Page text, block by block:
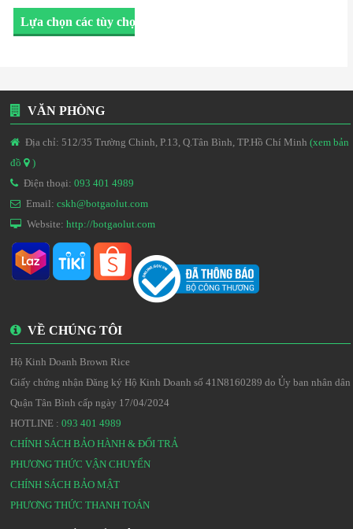
Lựa chọn các tùy chọn
VĂN PHÒNG
Địa chỉ: 512/35 Trường Chinh, P.13, Q.Tân Bình, TP.Hồ Chí Minh (xem bản
đồ
)
Điện thoại: 093 401 4989
Email: cskh@botgaolut.com
Website: http://botgaolut.com
VỀ CHÚNG TÔI
Hộ Kinh Doanh Brown Rice
Giấy chứng nhận Đăng ký Hộ Kinh Doanh số 41N8160289 do Ủy ban nhân dân
Quận Tân Bình cấp ngày 17/04/2024
HOTLINE : 093 401 4989
CHÍNH SÁCH BẢO HÀNH & ĐỔI TRẢ
PHƯƠNG THỨC VẬN CHUYỂN
CHÍNH SÁCH BẢO MẬT
PHƯƠNG THỨC THANH TOÁN